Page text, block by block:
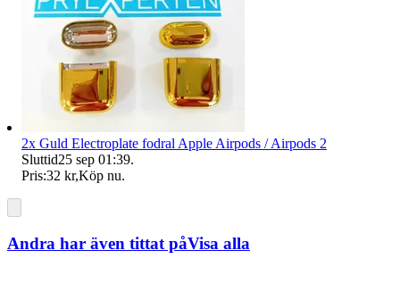
2x Guld Electroplate fodral Apple Airpods / Airpods 2
Sluttid25 sep 01:39.
Pris:32 kr,Köp nu.
Andra har även tittat påVisa alla